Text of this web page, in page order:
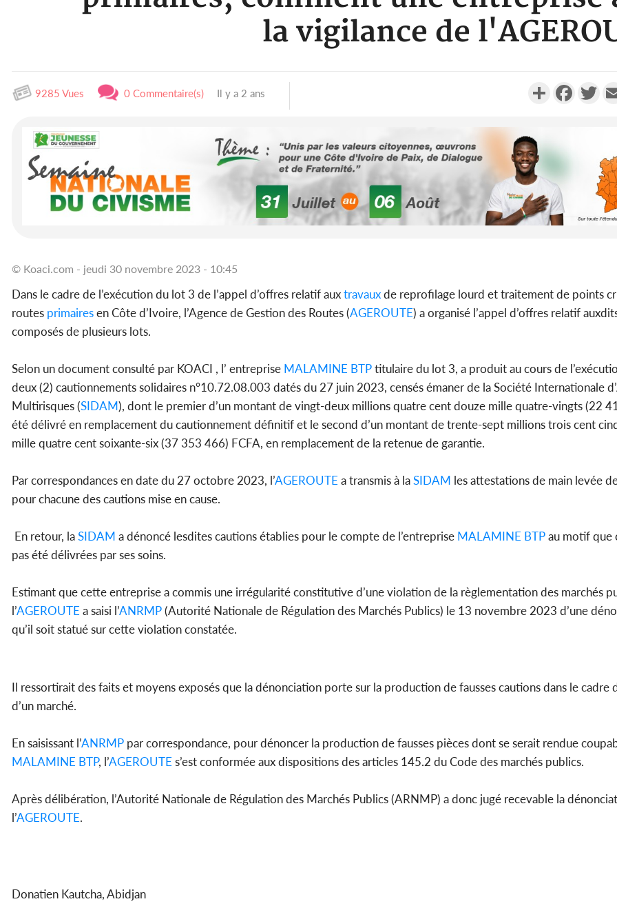
la vigilance de
9285 Vues 0 Commentaire(s) Il y a 2 ans Partager
© Koaci.com - jeudi 30 novembre 2023 - 10:45
Dans le cadre de l’exécution du lot 3 de l’appel d’offres relatif auxtravauxde reprofilage lourd et traitement de points
routes primairesen Côte d’Ivoire, l’Agence de Gestion des Routes (AGEROUTE) a organisé l’appel d’offres relatif
composés de plusieurs lots.
Selon un document consulté par KOACI , l’ entreprise MALAMINE BTPtitulaire du lot 3, a produit au cours de
deux (2) cautionnements solidaires n°10.72.08.003 datés du 27 juin 2023, censés émaner de la Société Internationale
Multirisques (SIDAM), dont le premier d’un montant de vingt-deux millions quatre cent douze mille quatre-vingts (22
été délivré en remplacement du cautionnement définitif et le second d’un montant de trente-sept millions trois cent
mille quatre cent soixante-six (37 353 466) FCFA, en remplacement de la retenue de garantie.
Par correspondances en date du 27 octobre 2023, l’AGEROUTE a transmis à laSIDAM les attestations de main levée
pour chacune des cautions mise en cause.
En retour, laSIDAM a dénoncé lesdites cautions établies pour le compte de l’entreprise MALAMINE BTPau motif que
pas été délivrées par ses soins.
Estimant que cette entreprise a commis une irrégularité constitutive d’une violation de la règlementation des marchés
l’AGEROUTE a saisi l’ANRMP(Autorité Nationale de Régulation des Marchés Publics) le 13 novembre 2023 d’une
qu’il soit statué sur cette violation constatée.
Il ressortirait des faits et moyens exposés que la dénonciation porte sur la production de fausses cautions dans le cadre
d’un marché.
En saisissant l’ANRMP par correspondance, pour dénoncer la production de fausses pièces dont se serait rendue
MALAMINE BTP, l’AGEROUTE s’est conformée aux dispositions des articles 145.2 du Code des marchés publics.
Après délibération, l’Autorité Nationale de Régulation des Marchés Publics (ARNMP) a donc jugé recevable la
l’AGEROUTE.
Donatien Kautcha, Abidjan
Côte
la
Côte
conseiller